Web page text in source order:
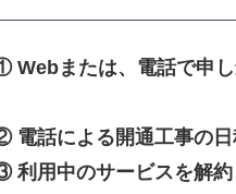
Webまたは、電話で申
電話による開通工事の
利用中のサービスを解約